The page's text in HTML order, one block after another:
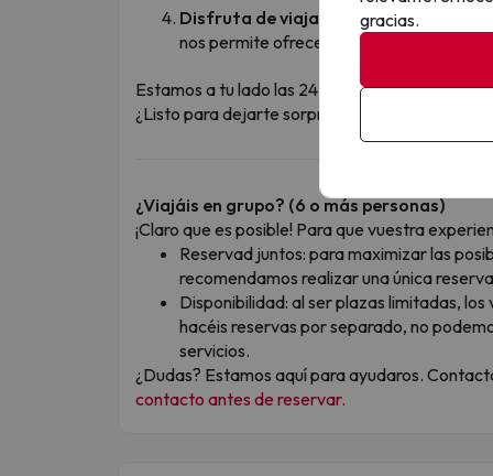
Disfruta de viajar a un precio imbatible
nos permite ofrecerte este precio tan
Estamos a tu lado las 24 horas, si tienes
¿Listo para dejarte sorprender? ¡Este viaje está
¿Viajáis en grupo? (6 o más personas)
¡Claro que es posible! Para que vuestra
Reservad juntos: para maximizar las
recomendamos realizar una única
Disponibilidad: al ser plazas limitadas,
hacéis reservas por separado, no
servicios.
¿Dudas? Estamos aquí para ayudaros.
contacto antes de reservar.
gracias.